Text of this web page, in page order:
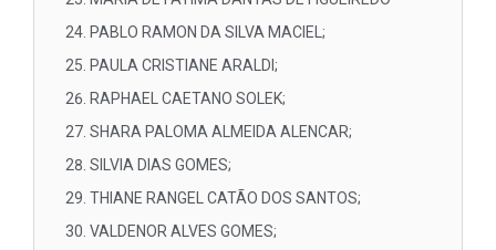
PABLO RAMON DA SILVA MACIEL;
PAULA CRISTIANE ARALDI;
RAPHAEL CAETANO SOLEK;
SHARA PALOMA ALMEIDA ALENCAR;
SILVIA DIAS GOMES;
THIANE RANGEL CATÃO DOS SANTOS;
VALDENOR ALVES GOMES;